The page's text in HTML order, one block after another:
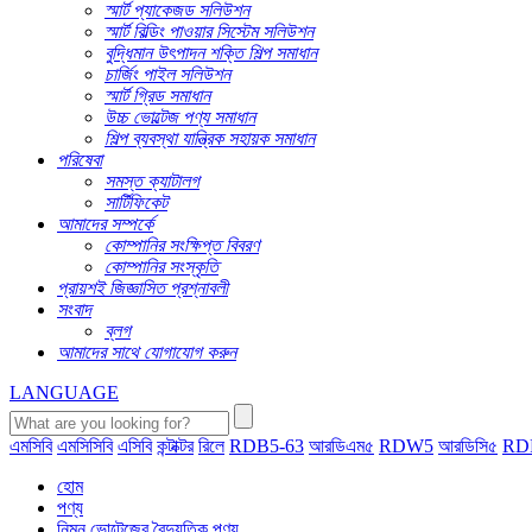
স্মার্ট প্যাকেজড সলিউশন
স্মার্ট বিল্ডিং পাওয়ার সিস্টেম সলিউশন
বুদ্ধিমান উৎপাদন শক্তি শিল্প সমাধান
চার্জিং পাইল সলিউশন
স্মার্ট গ্রিড সমাধান
উচ্চ ভোল্টেজ পণ্য সমাধান
শিল্প ব্যবস্থা যান্ত্রিক সহায়ক সমাধান
পরিষেবা
সমস্ত ক্যাটালগ
সার্টিফিকেট
আমাদের সম্পর্কে
কোম্পানির সংক্ষিপ্ত বিবরণ
কোম্পানির সংস্কৃতি
প্রায়শই জিজ্ঞাসিত প্রশ্নাবলী
সংবাদ
ব্লগ
আমাদের সাথে যোগাযোগ করুন
LANGUAGE
এমসিবি এমসিসিবি এসিবি কন্টাক্টর রিলে RDB5-63 আরডিএম৫ RDW5 আরডিসি৫
হোম
পণ্য